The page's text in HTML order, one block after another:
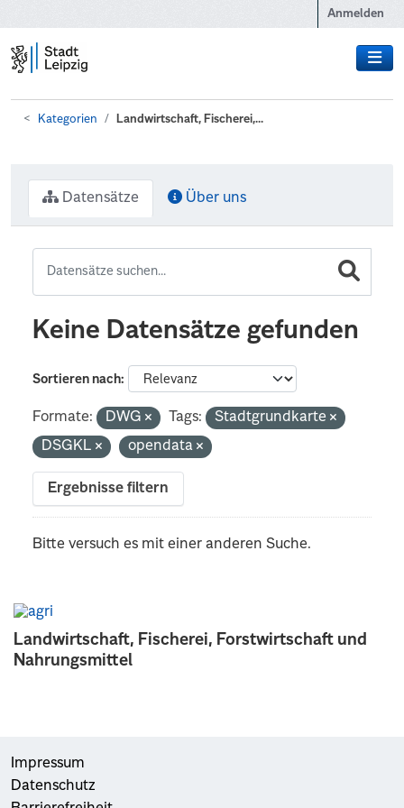
Anmelden
Kategorien Landwirtschaft, Fischerei,...
Landwirtschaft, Fischerei, Forstwirtschaft und
Nahrungsmittel
Datensätze Über uns
Keine Datensätze gefunden
Sortieren nach
Formate: DWG Tags:
Stadtgrundkarte
DSGKL
opendata
Ergebnisse filtern
Bitte versuch es mit einer anderen Suche.
Impressum
Datenschutz